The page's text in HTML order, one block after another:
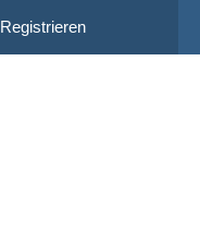
Registrieren